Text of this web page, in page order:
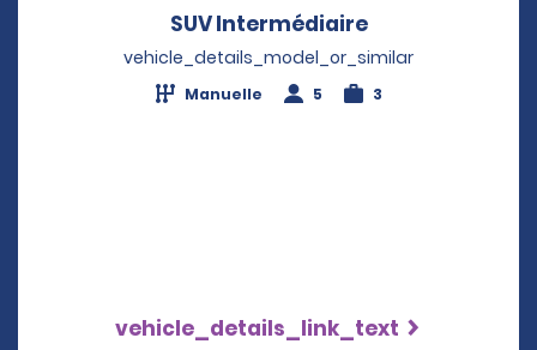
SUV IntermédiaireOpens in a
vehicle_details_model_or_similar
Manuelle 5 3
vehicle_details_link_text